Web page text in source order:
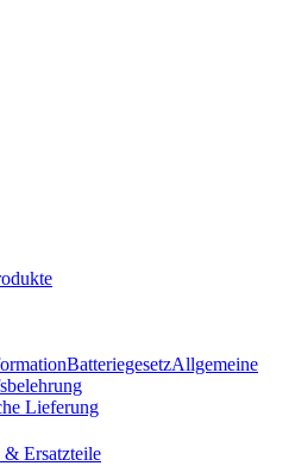
BatteriegesetzAllgemeine
Lieferung
& Ersatzteile